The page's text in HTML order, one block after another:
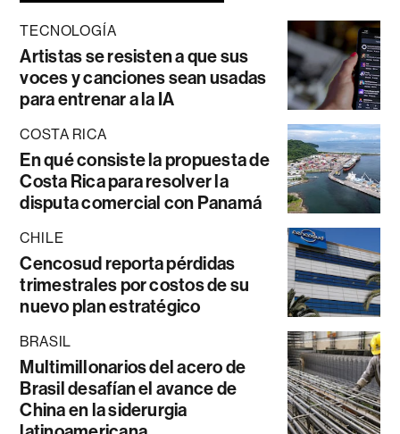
TECNOLOGÍA
Artistas se resisten a que sus
voces y canciones sean usadas
para entrenar a la IA
COSTA RICA
En qué consiste la propuesta de
Costa Rica para resolver la
disputa comercial con Panamá
CHILE
Cencosud reporta pérdidas
trimestrales por costos de su
nuevo plan estratégico
BRASIL
Multimillonarios del acero de
Brasil desafían el avance de
China en la siderurgia